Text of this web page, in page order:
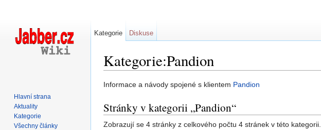
Kategorie:Pandion
Informace a návody spojené s klientem Pandion
Stránky v kategorii „Pandion“
Zobrazují se 4 stránky z celkového počtu 4 stránek v této kategorii.
Kategorie Diskuse
Hlavní strana
Aktuality
Kategorie
Všechny články